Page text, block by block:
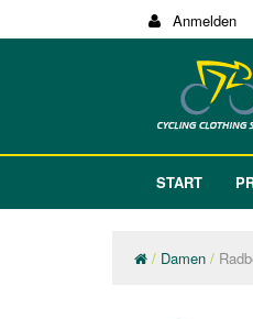
Anmelden
START
Damen